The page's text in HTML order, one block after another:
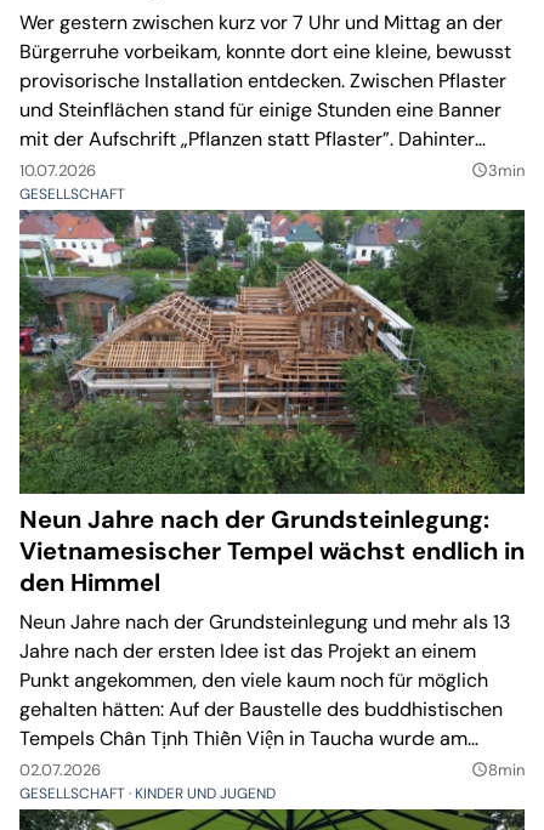
Wer gestern zwischen kurz vor 7 Uhr und Mittag an der
Bürgerruhe vorbeikam, konnte dort eine kleine, bewusst
provisorische Installation entdecken. Zwischen Pflaster
und Steinflächen stand für einige Stunden eine Banner
mit der Aufschrift „Pflanzen statt Pflaster”. Dahinter
steckte eine gemeinsame Aktion der Klima-Initiative
Taucha und von Bündnis 90/Die Grünen Taucha.
10.07.2026 query_builder3min
GESELLSCHAFT
Neun Jahre nach der Grundsteinlegung:
Vietnamesischer Tempel wächst endlich in
den Himmel
Neun Jahre nach der Grundsteinlegung und mehr als 13
Jahre nach der ersten Idee ist das Projekt an einem
Punkt angekommen, den viele kaum noch für möglich
gehalten hätten: Auf der Baustelle des buddhistischen
Tempels Chân Tịnh Thiền Viện in Taucha wurde am
Freitag Richtfest gefeiert.
02.07.2026 query_builder8min
GESELLSCHAFT KINDER UND JUGEND